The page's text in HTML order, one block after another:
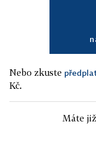
Nebo zkuste
Kč.
Máte